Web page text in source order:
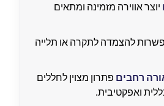
יוצר אווירה מזמינה ומתאים
להצמדה לתקרה או תלייה
רחבים פתרון מצוין לחללים
ואפקטיבית.